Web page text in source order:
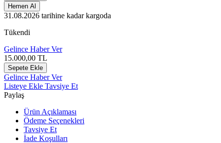
Hemen Al
31.08.2026 tarihine kadar kargoda
Tükendi
Gelince Haber Ver
15.000,00 TL
Sepete Ekle
Gelince Haber Ver
Listeye Ekle Tavsiye Et
Paylaş
Ürün Açıklaması
Ödeme Seçenekleri
Tavsiye Et
İade Koşulları